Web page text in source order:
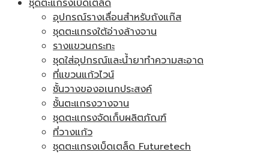
ชุดตะแกรงเบ็ดเตล็ด
อุปกรณ์รางเลื่อนสำหรับถังแก๊ส
ชุดตะแกรงใต้อ่างล้างจาน
รางแขวนกระทะ
ชุดใส่อุปกรณ์และน้ำยาทำความสะอาด
ที่แขวนแก้วไวน์
ชั้นวางของอเนกประสงค์
ชั้นตะแกรงวางจาน
ชุดตะแกรงจัดเก็บผลิตภัณฑ์
ที่วางแก้ว
ชุดตะแกรงเบ็ดเตล็ด Futuretech